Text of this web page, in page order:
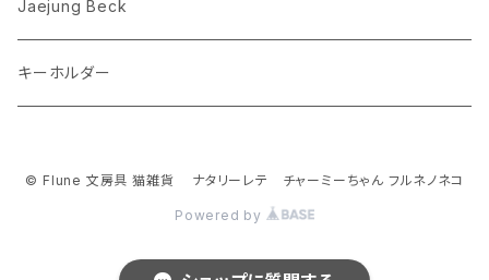
ポメラニアン
コーギー
トリ
おぱんちゅうさぎ/んぽちゃむ
Jaejung Beck
キーホルダー
© Flune 文房具 猫雑貨 ナタリーレテ チャーミーちゃん フルネノネコ
Powered by